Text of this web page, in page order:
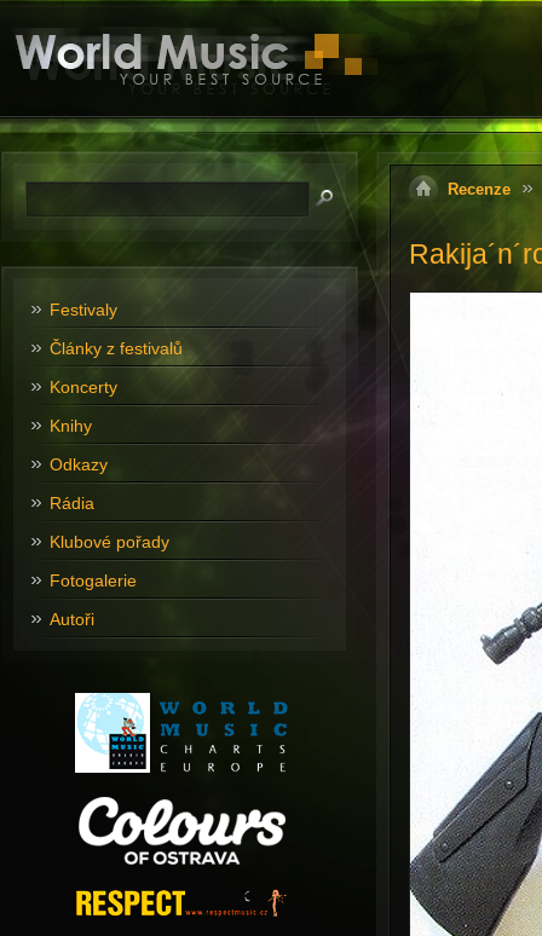
Recenze
Festivaly
Články z festivalů
Koncerty
Knihy
Odkazy
Rádia
Klubové pořady
Fotogalerie
Autoři